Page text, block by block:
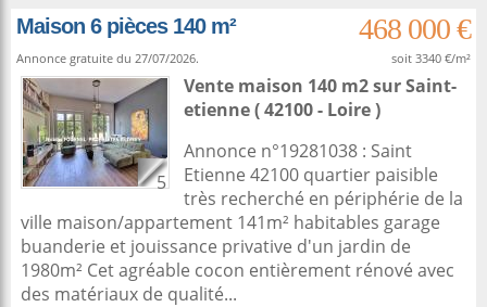
Maison 6 pièces 140 m²
468 000 €
Annonce gratuite du 27/07/2026. soit 3340 €/m²
5
Vente maison 140 m2surSaint-
etienne( 42100 - Loire )
Annonce n°19281038 : Saint
Etienne 42100 quartier paisible
très recherché en périphérie de la
ville maison/appartement 141m² habitables garage
buanderie et jouissance privative d'un jardin de
1980m² Cet agréable cocon entièrement rénové avec
des matériaux de qualité...